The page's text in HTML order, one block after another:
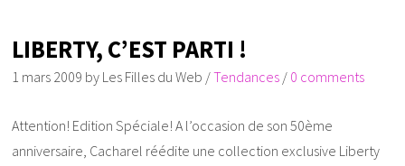
LIBERTY, C’EST PARTI !
1 mars 2009 by Les Filles du Web /Tendances / 0 comments
Attention! Edition Spéciale! A l’occasion de son 50ème
anniversaire, Cacharel réédite une collection exclusive Liberty